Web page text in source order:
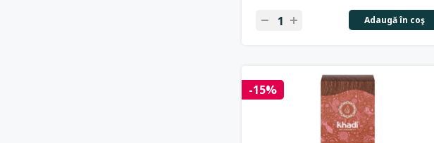
Adaugă în coş
-15%